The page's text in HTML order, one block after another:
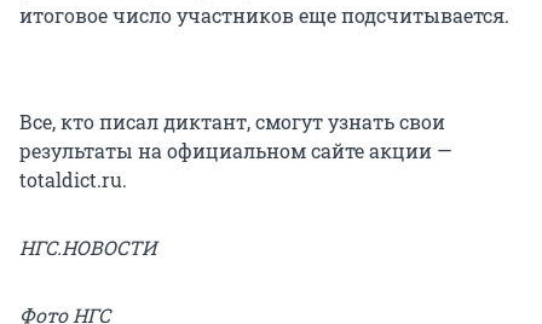
итоговое число участников еще подсчитывается.
Все, кто писал диктант, смогут узнать свои
результаты на официальном сайте акции —
totaldict.ru.
НГС.НОВОСТИ
Фото НГС